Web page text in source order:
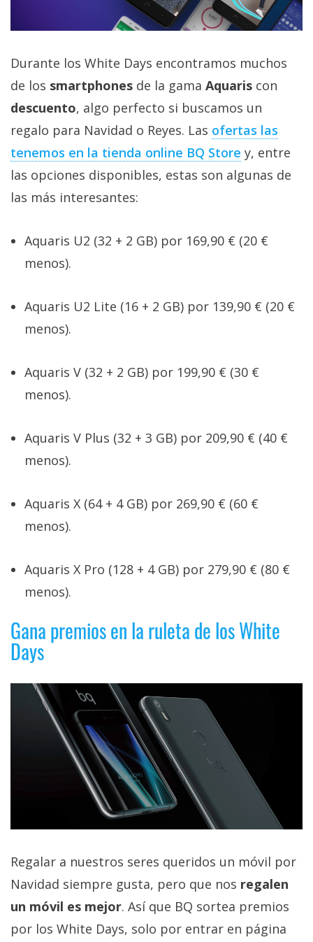
todas las
tecnología,
móviles,
ordenadores,
informática,
videojuegos,
comparativas,
trucos y
tutoriales.
El Grupo
Informático
derechos
reservados.
Durante los White Days encontramos muchos
de los smartphones de la gama Aquaris con
descuento, algo perfecto si buscamos un
regalo para Navidad o Reyes. Las ofertas las
tenemos en la tienda online BQ Store y, entre
las opciones disponibles, estas son algunas de
las más interesantes:
Aquaris U2 (32 + 2 GB) por 169,90 € (20 €
menos).
Aquaris U2 Lite (16 + 2 GB) por 139,90 € (20 €
menos).
Aquaris V (32 + 2 GB) por 199,90 € (30 €
menos).
Aquaris V Plus (32 + 3 GB) por 209,90 € (40 €
menos).
Aquaris X (64 + 4 GB) por 269,90 € (60 €
menos).
Aquaris X Pro (128 + 4 GB) por 279,90 € (80 €
menos).
Gana premios en la ruleta de los White
Days
Regalar a nuestros seres queridos un móvil por
Navidad siempre gusta, pero que nos regalen
un móvil es mejor. Así que BQ sortea premios
por los White Days, solo por entrar en página